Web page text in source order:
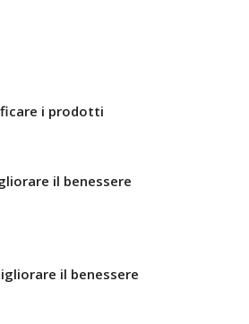
i prodotti
il benessere
il benessere